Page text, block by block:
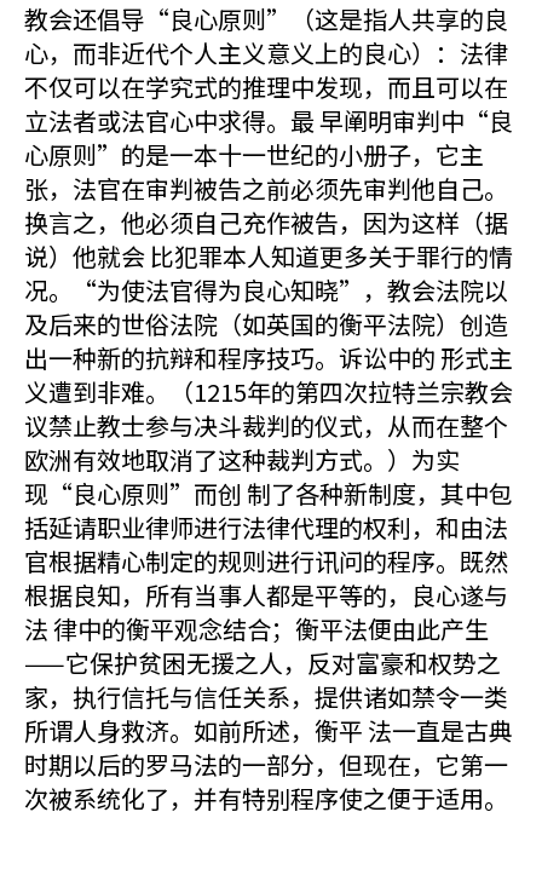
教会还倡导“良心原则”（这是指人共享的良
心，而非近代个人主义意义上的良心）：法律
不仅可以在学究式的推理中发现，而且可以在
立法者或法官心中求得。最 早阐明审判中“良
心原则”的是一本十一世纪的小册子，它主
张，法官在审判被告之前必须先审判他自己。
换言之，他必须自己充作被告，因为这样（据
说）他就会 比犯罪本人知道更多关于罪行的情
况。“为使法官得为良心知晓”，教会法院以
及后来的世俗法院（如英国的衡平法院）创造
出一种新的抗辩和程序技巧。诉讼中的 形式主
义遭到非难。（1215年的第四次拉特兰宗教会
议禁止教士参与决斗裁判的仪式，从而在整个
欧洲有效地取消了这种裁判方式。）为实
现“良心原则”而创 制了各种新制度，其中包
括延请职业律师进行法律代理的权利，和由法
官根据精心制定的规则进行讯问的程序。既然
根据良知，所有当事人都是平等的，良心遂与
法 律中的衡平观念结合；衡平法便由此产生
——它保护贫困无援之人，反对富豪和权势之
家，执行信托与信任关系，提供诸如禁令一类
所谓人身救济。如前所述，衡平 法一直是古典
时期以后的罗马法的一部分，但现在，它第一
次被系统化了，并有特别程序使之便于适用。